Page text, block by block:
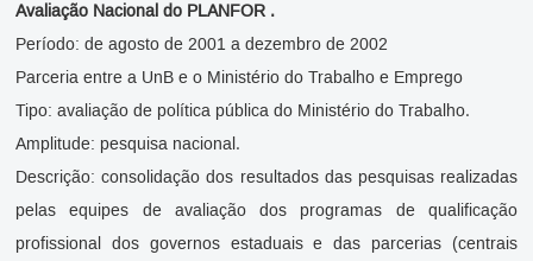
Avaliação Nacional do PLANFOR .
Período: de agosto de 2001 a dezembro de 2002
Parceria entre a UnB e o Ministério do Trabalho e Emprego
Tipo: avaliação de política pública do Ministério do Trabalho.
Amplitude: pesquisa nacional.
Descrição: consolidação dos resultados das pesquisas realizadas
pelas equipes de avaliação dos programas de qualificação
profissional dos governos estaduais e das parcerias (centrais